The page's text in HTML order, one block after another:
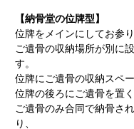
【納骨堂の位牌型】
位牌をメインにしてお参
ご遺骨の収納場所が別に
す。
位牌にご遺骨の収納スペ
位牌の後ろにご遺骨を置
ご遺骨のみ合同で納骨さ
り、